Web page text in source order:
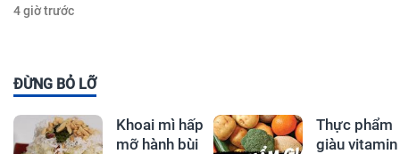
4 giờ trước
ĐỪNG BỎ LỠ
Khoai mì hấp
mỡ hành bùi
Thực phẩm
giàu vitamin